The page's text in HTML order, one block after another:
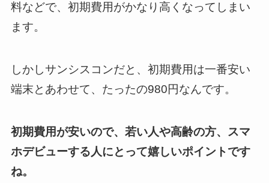
料などで、初期費用がかなり高くなってしまい
ます。
しかしサンシスコンだと、初期費用は一番安い
端末とあわせて、たったの980円なんです。
初期費用が安いので、若い人や高齢の方、スマ
ホデビューする人にとって嬉しいポイントです
ね。